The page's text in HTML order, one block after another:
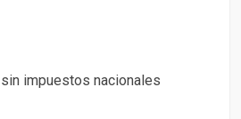
impuestos nacionales